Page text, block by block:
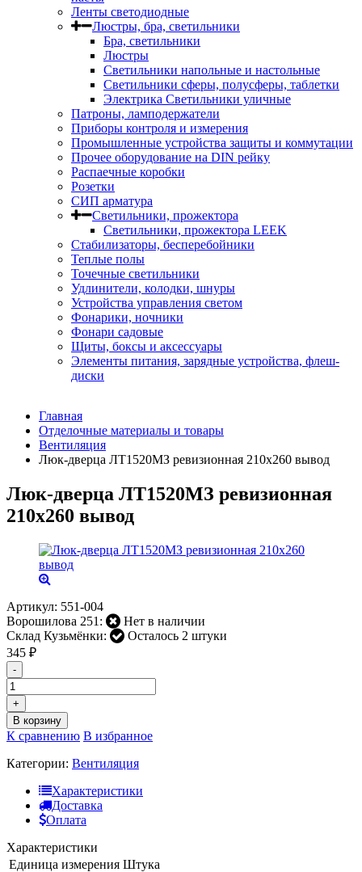
Ленты светодиодные
Люстры, бра, светильники
Бра, светильники
Люстры
Светильники напольные и настольные
Светильники сферы, полусферы, таблетки
Электрика Светильники уличные
Патроны, ламподержатели
Приборы контроля и измерения
Промышленные устройства защиты и коммутации
Прочее оборудование на DIN рейку
Распаечные коробки
Розетки
СИП арматура
Светильники, прожектора
Светильники, прожектора LEEK
Стабилизаторы, бесперебойники
Теплые полы
Точечные светильники
Удлинители, колодки, шнуры
Устройства управления светом
Фонарики, ночники
Фонари садовые
Щиты, боксы и аксессуары
Элементы питания, зарядные устройства, флеш-
диски
Главная
Отделочные материалы и товары
Вентиляция
Люк-дверца ЛТ1520МЗ ревизионная 210х260 вывод
Люк-дверца ЛТ1520МЗ ревизионная
210х260 вывод
Артикул: 551-004
Ворошилова 251:
Нет в наличии
Склад Кузьмёнки:
Осталось 2 штуки
345 ₽
-
+
В корзину
К сравнению В избранное
Категории: Вентиляция
Характеристики
Доставка
Оплата
Характеристики
Единица измерения Штука